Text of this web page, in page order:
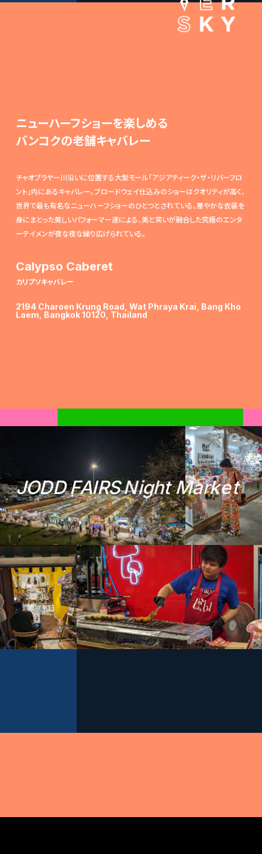
ニューハーフショーを楽しめる
バンコクの老舗キャバレー
チャオプラヤー川沿いに位置する大型モール「アジアティーク・ザ・リバーフロ
ント」内にあるキャバレー。ブロードウェイ仕込みのショーはクオリティが高く、
世界で最も有名なニューハーフショーのひとつとされている。華やかな衣装を
身にまとった美しいパフォーマー達による、美と笑いが融合した究極のエンタ
ーテイメンが夜な夜な繰り広げられている。
Calypso Caberet
カリプソキャバレー
2194 Charoen Krung Road, Wat Phraya Krai, Bang Kho
Laem, Bangkok 10120, Thailand
JODDFAIRSNightMarket